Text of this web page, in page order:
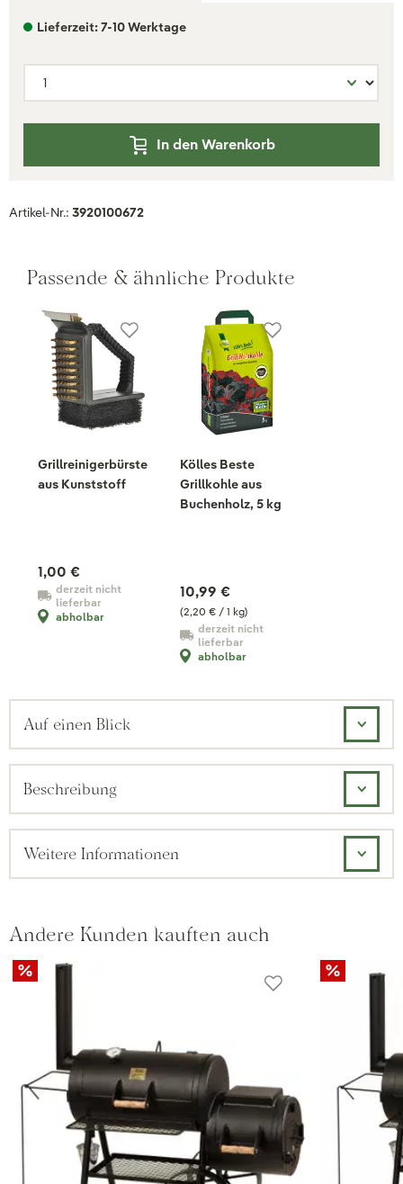
Lieferzeit: 7-10 Werktage
In den Warenkorb
Artikel-Nr.: 3920100672
Passende & ähnliche Produkte
Grillreinigerbürste
aus Kunststoff
1,00 €
derzeit nicht
lieferbar
abholbar
Kölles Beste
Grillkohle aus
Buchenholz, 5 kg
(2,20 € / 1 kg)
10,99 €
derzeit nicht
lieferbar
abholbar
Auf einen Blick
Beschreibung
Weitere Informationen
Andere Kunden kauften auch